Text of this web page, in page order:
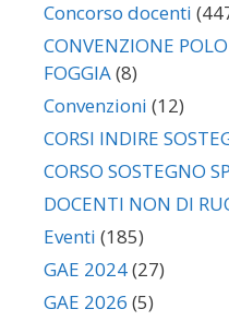
Concorso docenti
CONVENZIONE
FOGGIA(8)
Convenzioni (12)
CORSI INDIRE
CORSO SOSTEGNO
DOCENTI NON DI
Eventi (185)
GAE 2024(27)
GAE 2026 (5)